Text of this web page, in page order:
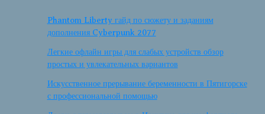
Phantom Liberty гайд по сюжету и заданиям
дополнения Cyberpunk 2077
Легкие офлайн игры для слабых устройств обзор
простых и увлекательных вариантов
Искусственное прерывание беременности в Пятигорске
с профессиональной помощью